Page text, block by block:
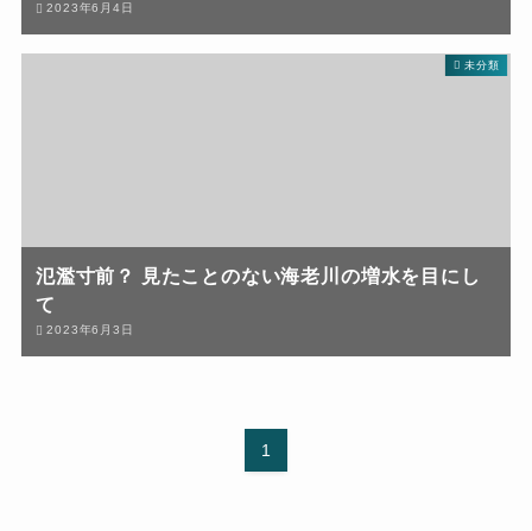
2023年6月4日
未分類
氾濫寸前？ 見たことのない海老川の増水を目にし
て
2023年6月3日
1